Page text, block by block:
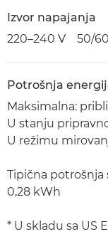
Izvor napajanja
220–240 V 50/60
Potrošnja
Maksimalna:
U stanju
U režimu
Tipična potrošnja
0,28 kWh
* U skladu sa US